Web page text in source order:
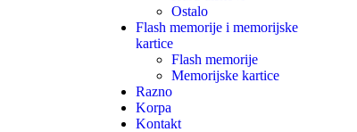
Ostalo
Flash memorije i memorijske
kartice
Flash memorije
Memorijske kartice
Razno
Korpa
Kontakt